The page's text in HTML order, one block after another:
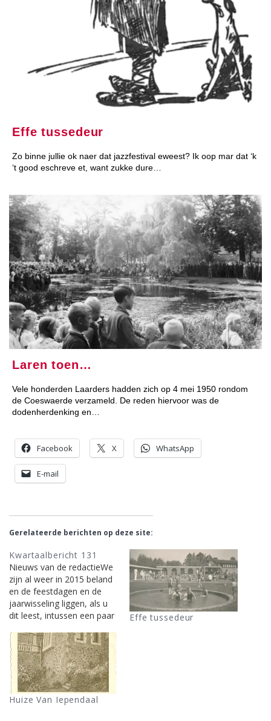
Effe tussedeur
Zo binne jullie ok naer dat jazzfestival eweest? Ik oop mar dat ‘k
‘t good eschreve et, want zukke dure…
Laren toen…
Vele honderden Laarders hadden zich op 4 mei 1950 rondom
de Coeswaerde verzameld. De reden hiervoor was de
dodenherdenking en…
Facebook X WhatsApp
E-mail
Gerelateerde berichten op deze site:
Kwartaalbericht 131
Nieuws van de redactieWe
zijn al weer in 2015 beland
en de feestdagen en de
jaarwisseling liggen, als u
dit leest, intussen een paar
redactie heeft een nieuw lid
mogen verwelkomen, Wim
Keizer. Hij zal zich in het
volgende nummer zelf
voorstellen. Maar hij is
meer dan…
Effe tussedeur
Huize Van Iependaal